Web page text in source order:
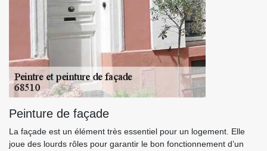
Peinture de façade
La façade est un élément très essentiel pour un logement. Elle
joue des lourds rôles pour garantir le bon fonctionnement d’un